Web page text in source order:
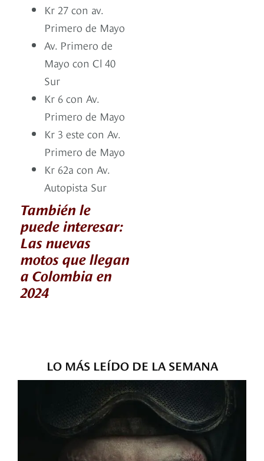
Kr 27 con av.
Primero de Mayo
Av. Primero de
Mayo con Cl 40
Sur
Kr 6 con Av.
Primero de Mayo
Kr 3 este con Av.
Primero de Mayo
Kr 62a con Av.
Autopista Sur
También le
puede interesar:
Las nuevas
motos que llegan
a Colombia en
2024
LO MÁS LEÍDO DE LA SEMANA